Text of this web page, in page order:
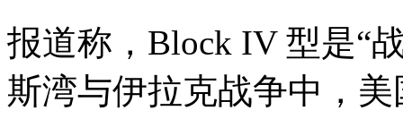
报道称，Block IV 型是“
斯湾与伊拉克战争中，